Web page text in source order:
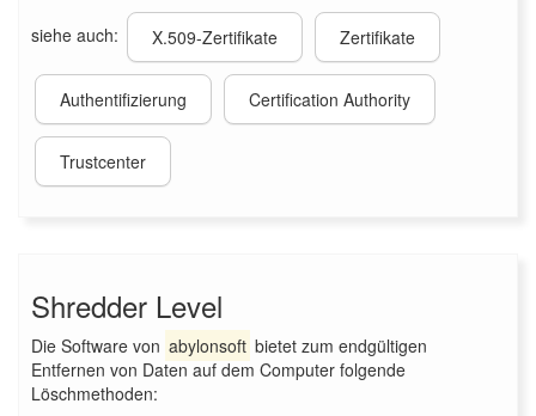
siehe auch: X.509-Zertifikate Zertifikate
Authentifizierung Certification Authority
Trustcenter
Shredder Level
Die Software von abylonsoft bietet zum endgültigen
Entfernen von Daten auf dem Computer folgende
Löschmethoden: